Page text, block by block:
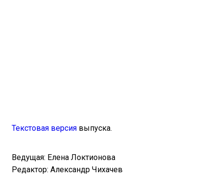
Текстовая версия выпуска.
Ведущая: Елена Локтионова
Редактор: Александр Чихачев